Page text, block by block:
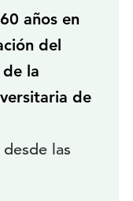
años en
del
la
de
las